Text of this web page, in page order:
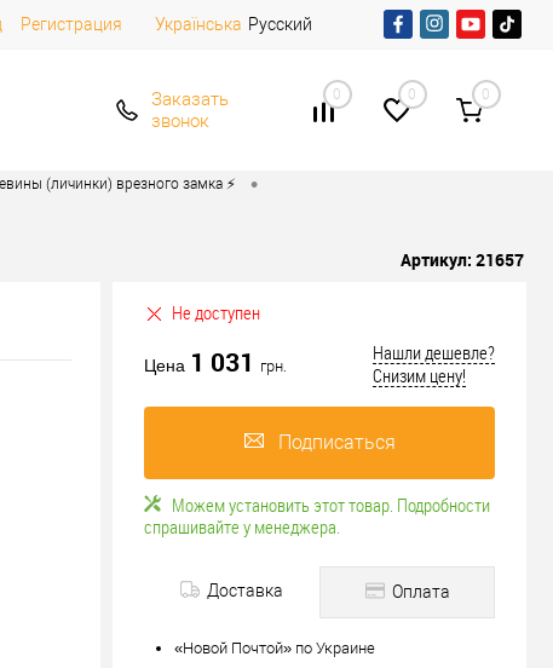
Регистрация Українська Русский
Заказать
звонок
0 0 0
(личинки) врезного замка ⚡️ •
Артикул: 21657
Не доступен
Цена 1 031 грн.
Нашли дешевле?
Снизим цену!
Подписаться
Можем установить этот товар. Подробности
спрашивайте у менеджера.
Доставка Оплата
«Новой Почтой» по Украине